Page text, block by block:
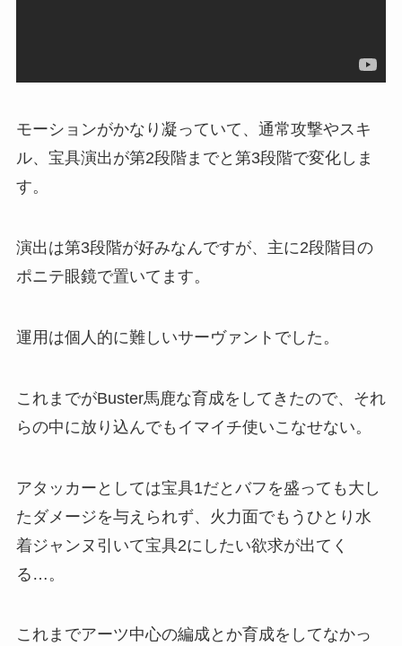
モーションがかなり凝っていて、通常攻撃やスキ
ル、宝具演出が第2段階までと第3段階で変化しま
す。
演出は第3段階が好みなんですが、主に2段階目の
ポニテ眼鏡で置いてます。
運用は個人的に難しいサーヴァントでした。
これまでがBuster馬鹿な育成をしてきたので、それ
らの中に放り込んでもイマイチ使いこなせない。
アタッカーとしては宝具1だとバフを盛っても大し
たダメージを与えられず、火力面でもうひとり水
着ジャンヌ引いて宝具2にしたい欲求が出てく
る…。
これまでアーツ中心の編成とか育成をしてなかっ